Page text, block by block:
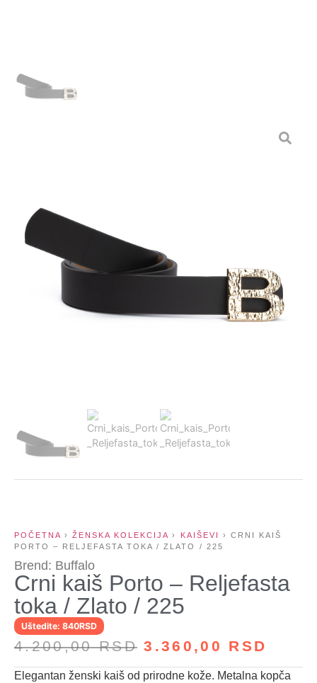
POČETNA ›ŽENSKA KOLEKCIJA › KAIŠEVI
› CRNI KAIŠ
PORTO – RELJEFASTA TOKA / ZLATO / 225
Brend: Buffalo
Crni kaiš Porto – Reljefasta
toka / Zlato / 225
Uštedite: 840RSD
4.200,00RSD 3.360,00 RSD
Elegantan ženski kaiš od prirodne kože. Metalna kopča